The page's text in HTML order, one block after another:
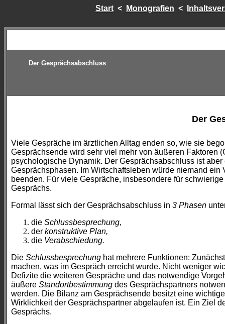
Start < Monografien <
Der Gesprächsabschluss
Der
Viele Gespräche im ärztlichen Alltag enden so, wie sie
Gesprächsende wird sehr viel mehr von äußeren Faktoren
psychologische Dynamik. Der Gesprächsabschluss ist
Gesprächsphasen. Im Wirtschaftsleben würde niemand
beenden. Für viele Gespräche, insbesondere für
Gesprächs.
Formal lässt sich der Gesprächsabschluss in 3 Phasen
die Schlussbesprechung,
der konstruktive Plan,
die Verabschiedung.
Die Schlussbesprechung hat mehrere Funktionen:
machen, was im Gespräch erreicht wurde. Nicht weniger
Defizite die weiteren Gespräche und das notwendige
äußere Standortbestimmung des Gesprächspartners
werden. Die Bilanz am Gesprächsende besitzt eine
Wirklichkeit der Gesprächspartner abgelaufen ist. Ein Ziel
Gesprächs.